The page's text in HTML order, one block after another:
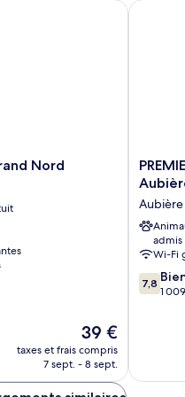
Nord
Le
nouveau
prix
de
39 €
taxes et frais compris
7 sept. - 8 sept.
Nord
CLASSE
SUD
Aubière
Aubière
Aubière
admis
Wi-Fi
7.8
sur
7,8
1